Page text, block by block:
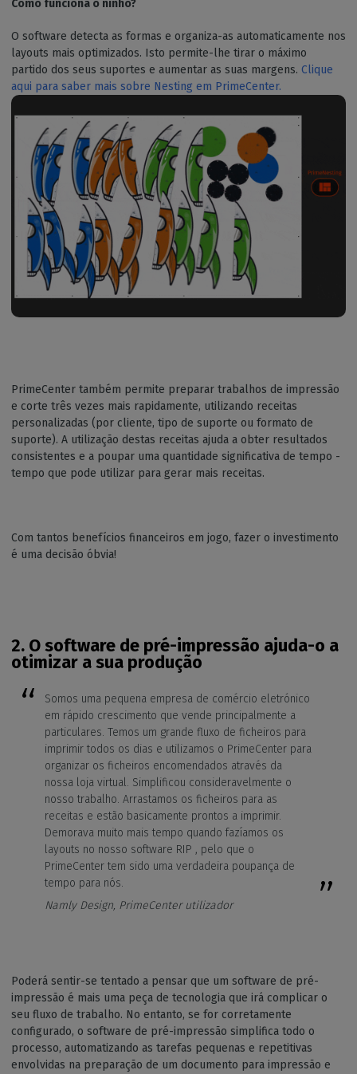
Como funciona o ninho?
O software detecta as formas e organiza-as automaticamente nos
layouts mais optimizados. Isto permite-lhe tirar o máximo
partido dos seus suportes e aumentar as suas margens. Clique
aqui para saber mais sobre Nesting em PrimeCenter.
PrimeCenter também permite preparar trabalhos de impressão
e corte três vezes mais rapidamente, utilizando receitas
personalizadas (por cliente, tipo de suporte ou formato de
suporte). A utilização destas receitas ajuda a obter resultados
consistentes e a poupar uma quantidade significativa de tempo -
tempo que pode utilizar para gerar mais receitas.
Com tantos benefícios financeiros em jogo, fazer o investimento
é uma decisão óbvia!
2. O software de pré-impressão ajuda-o a
otimizar a sua produção
Somos uma pequena empresa de comércio eletrónico
em rápido crescimento que vende principalmente a
particulares. Temos um grande fluxo de ficheiros para
imprimir todos os dias e utilizamos o PrimeCenter para
organizar os ficheiros encomendados através da
nossa loja virtual. Simplificou consideravelmente o
nosso trabalho. Arrastamos os ficheiros para as
receitas e estão basicamente prontos a imprimir.
Demorava muito mais tempo quando fazíamos os
layouts no nosso software RIP , pelo que o
PrimeCenter tem sido uma verdadeira poupança de
tempo para nós.
Namly Design, PrimeCenter utilizador
Poderá sentir-se tentado a pensar que um software de pré-
impressão é mais uma peça de tecnologia que irá complicar o
seu fluxo de trabalho. No entanto, se for corretamente
configurado, o software de pré-impressão simplifica todo o
processo, automatizando as tarefas pequenas e repetitivas
envolvidas na preparação de um documento para impressão e